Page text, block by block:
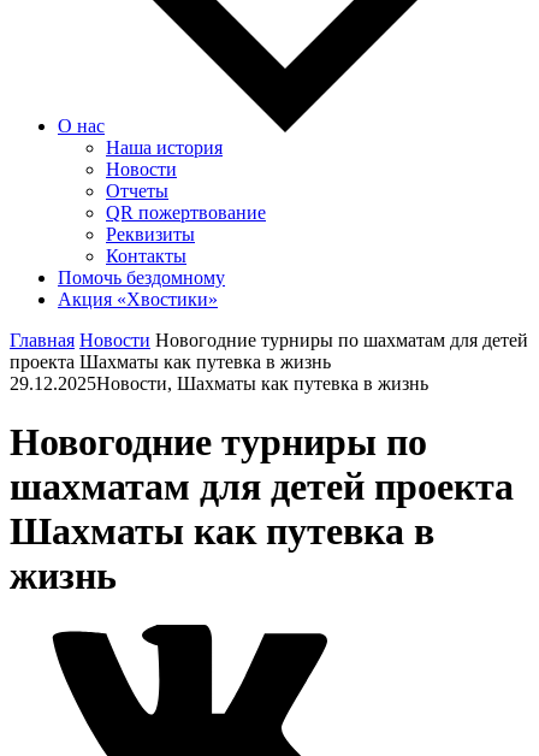
О нас
Наша история
Новости
Отчеты
QR пожертвование
Реквизиты
Контакты
Помочь бездомному
Акция «Хвостики»
Главная Новости Новогодние турниры по шахматам для детей
проекта Шахматы как путевка в жизнь
29.12.2025Новости, Шахматы как путевка в жизнь
Новогодние турниры по
шахматам для детей проекта
Шахматы как путевка в
жизнь